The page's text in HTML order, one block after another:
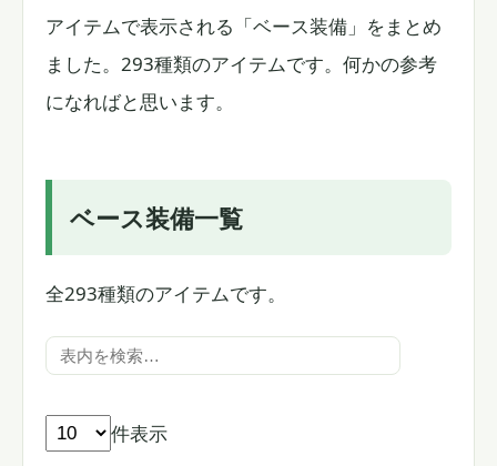
アイテムで表示される「ベース装備」をまとめ
ました。293種類のアイテムです。何かの参考
になればと思います。
ベース装備一覧
全293種類のアイテムです。
件表示